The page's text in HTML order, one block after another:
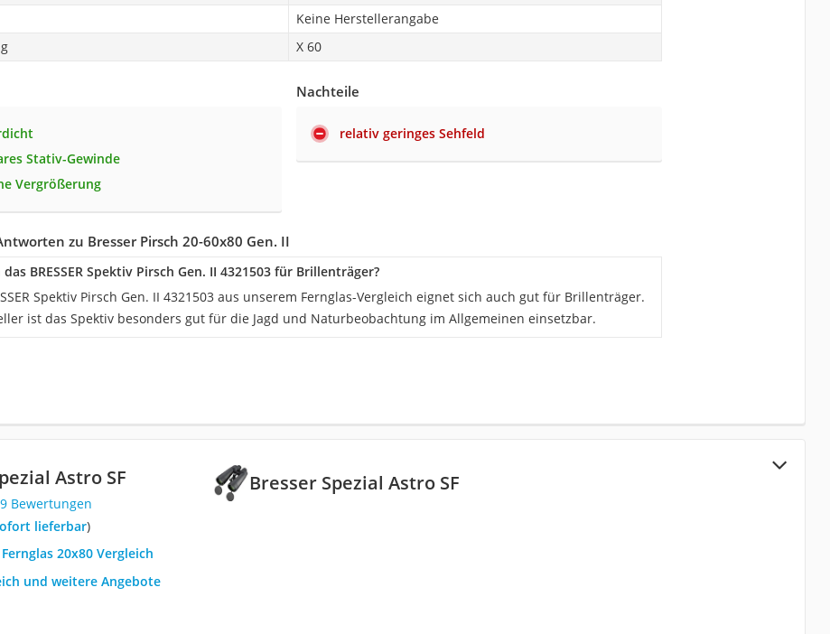
Keine Herstellerangabe
X 60
Stativ-Gewinde
Vergrößerung
Nachteile
relativ geringes Sehfeld
zu Bresser Pirsch 20-60x80 Gen. II
BRESSER Spektiv Pirsch Gen. II 4321503 für Brillenträger?
Spektiv Pirsch Gen. II 4321503 aus unserem Fernglas-Vergleich eignet sich auch gut für Brillenträger.
ist das Spektiv besonders gut für die Jagd und Naturbeobachtung im Allgemeinen einsetzbar.
Bresser Spezial Astro SF
Astro SF
9 Bewertungen
lieferbar)
20x80 Vergleich
und weitere Angebote